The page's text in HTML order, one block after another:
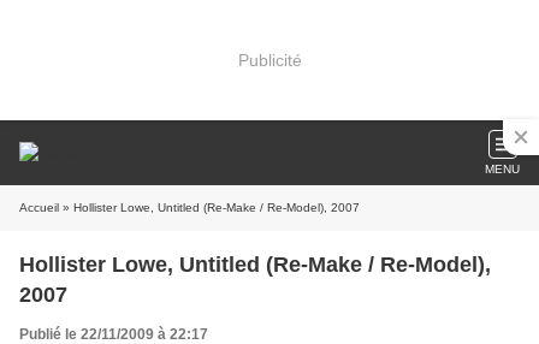
Publicité
MENU
Accueil » Hollister Lowe, Untitled (Re-Make / Re-Model), 2007
Hollister Lowe, Untitled (Re-Make / Re-Model),
2007
Publié le 22/11/2009 à 22:17